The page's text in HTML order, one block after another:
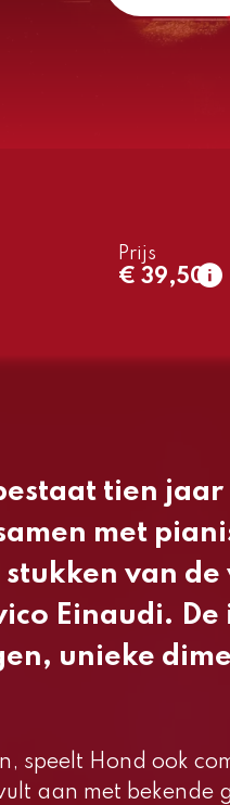
Prijs
€ 39,50
1e rang
normaal
tien
met
stukken van
Einaudi.
unieke
speelt Hond ook
aan met bekende